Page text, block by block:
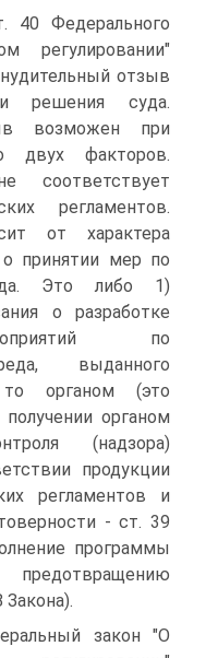
Федерального
регулировании"
отзыв
решения суда.
возможен при
двух факторов.
регламентов.
от характера
принятии мер по
Это либо 1)
о разработке
по
выданного
органом (это
органом
(надзора)
продукции
регламентов и
- ст. 39
программы
Закона).
закон "О